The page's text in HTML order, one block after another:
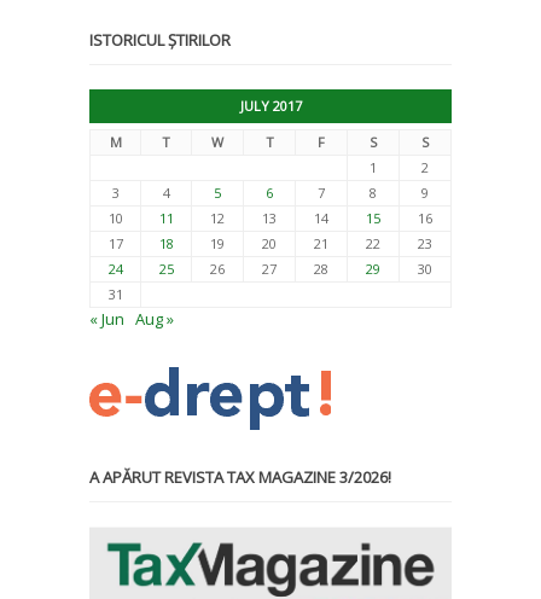
ISTORICUL ȘTIRILOR
JULY 2017
M
T W T F S
S
1
2
3
4 5 6 7 8
9
10
11 12 13 14 15
16
17
18 19 20 21 22
23
24
25 26 27 28 29
30
31
« Jun Aug »
A APĂRUT REVISTA TAX MAGAZINE 3/2026!